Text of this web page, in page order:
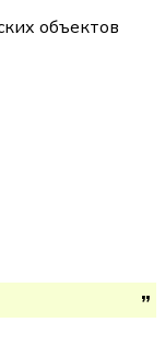
объектов